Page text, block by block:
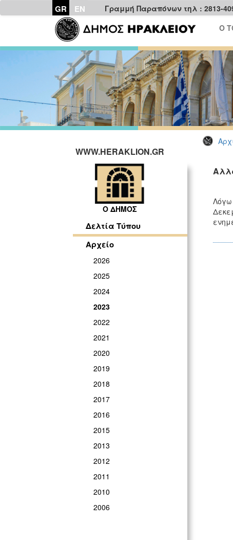
GR EN Γραμμή Παραπόνων τηλ : 2813-
Ο
WWW.HERAKLION.GR
Ο ΔΗΜΟΣ
Δελτία Τύπου
Αρχείο
2026
2025
2024
2023
2022
2021
2020
2019
2018
2017
2016
2015
2013
2012
2011
2010
2006
Λόγω